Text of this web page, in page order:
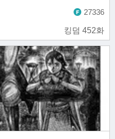
킹덤 452화
27336